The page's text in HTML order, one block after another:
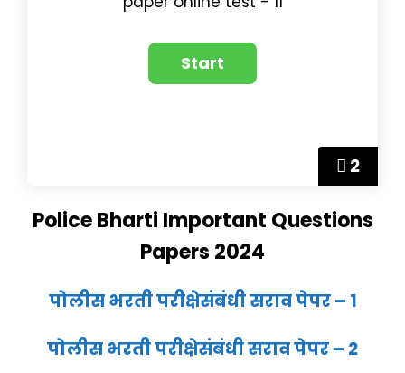
2
Police Bharti Important Questions
Papers 2024
पोलीस भरती परीक्षेसंबंधी सराव पेपर – 1
पोलीस भरती परीक्षेसंबंधी सराव पेपर – 2